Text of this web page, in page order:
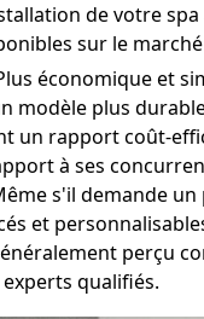
de votre
sur le
économique et
modèle plus
un rapport coût-
à ses
s'il demande
et
perçu
qualifiés.